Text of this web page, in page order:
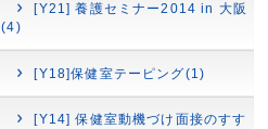
[Y21] 養護セミナー2014 in 大阪
(4)
[Y18]保健室テーピング(1)
[Y14] 保健室動機づけ面接のすす